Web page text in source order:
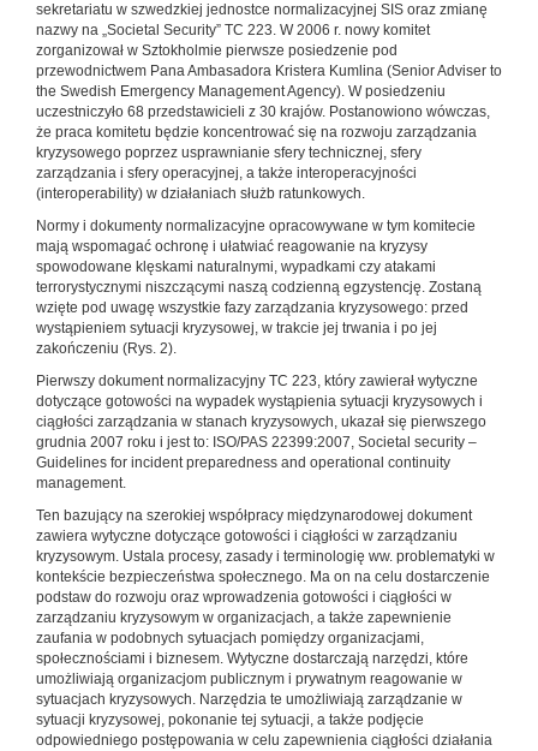
sekretariatu w szwedzkiej jednostce normalizacyjnej SIS oraz zmianę
nazwy na „Societal Security” TC 223. W 2006 r. nowy komitet
zorganizował w Sztokholmie pierwsze posiedzenie pod
przewodnictwem Pana Ambasadora Kristera Kumlina (Senior Adviser to
the Swedish Emergency Management Agency). W posiedzeniu
uczestniczyło 68 przedstawicieli z 30 krajów. Postanowiono wówczas,
że praca komitetu będzie koncentrować się na rozwoju zarządzania
kryzysowego poprzez usprawnianie sfery technicznej, sfery
zarządzania i sfery operacyjnej, a także interoperacyjności
(interoperability) w działaniach służb ratunkowych.
Normy i dokumenty normalizacyjne opracowywane w tym komitecie
mają wspomagać ochronę i ułatwiać reagowanie na kryzysy
spowodowane klęskami naturalnymi, wypadkami czy atakami
terrorystycznymi niszczącymi naszą codzienną egzystencję. Zostaną
wzięte pod uwagę wszystkie fazy zarządzania kryzysowego: przed
wystąpieniem sytuacji kryzysowej, w trakcie jej trwania i po jej
zakończeniu (Rys. 2).
Pierwszy dokument normalizacyjny TC 223, który zawierał wytyczne
dotyczące gotowości na wypadek wystąpienia sytuacji kryzysowych i
ciągłości zarządzania w stanach kryzysowych, ukazał się pierwszego
grudnia 2007 roku i jest to: ISO/PAS 22399:2007, Societal security –
Guidelines for incident preparedness and operational continuity
management.
Ten bazujący na szerokiej współpracy międzynarodowej dokument
zawiera wytyczne dotyczące gotowości i ciągłości w zarządzaniu
kryzysowym. Ustala procesy, zasady i terminologię ww. problematyki w
kontekście bezpieczeństwa społecznego. Ma on na celu dostarczenie
podstaw do rozwoju oraz wprowadzenia gotowości i ciągłości w
zarządzaniu kryzysowym w organizacjach, a także zapewnienie
zaufania w podobnych sytuacjach pomiędzy organizacjami,
społecznościami i biznesem. Wytyczne dostarczają narzędzi, które
umożliwiają organizacjom publicznym i prywatnym reagowanie w
sytuacjach kryzysowych. Narzędzia te umożliwiają zarządzanie w
sytuacji kryzysowej, pokonanie tej sytuacji, a także podjęcie
odpowiedniego postępowania w celu zapewnienia ciągłości działania